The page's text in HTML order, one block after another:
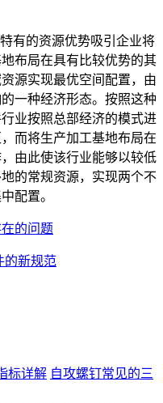
有的资源优势吸引企业将
布局在具有比较优势的其
源实现最优空间配置，由
一种经济形态。按照这种
业按照总部经济的模式进
而将生产加工基地布局在
由此使该行业能够以较低
的常规资源，实现两个不
配置。
的问题
的新规范
自攻螺钉常见的三